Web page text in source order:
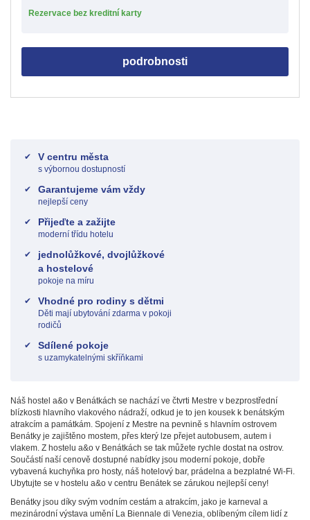
Rezervace bez kreditní karty
podrobnosti
V centru města
s výbornou dostupností
Garantujeme vám vždy
nejlepší ceny
Přijeďte a zažijte
moderní třídu hotelu
jednolůžkové, dvojlůžkové
a hostelové
pokoje na míru
Vhodné pro rodiny s dětmi
Děti mají ubytování zdarma v pokoji
rodičů
Sdílené pokoje
s uzamykatelnými skříňkami
Náš hostel a&o v Benátkách se nachází ve čtvrti Mestre v bezprostřední
blízkosti hlavního vlakového nádraží, odkud je to jen kousek k benátským
atrakcím a památkám. Spojení z Mestre na pevnině s hlavním ostrovem
Benátky je zajištěno mostem, přes který lze přejet autobusem, autem i
vlakem. Z hostelu a&o v Benátkách se tak můžete rychle dostat na ostrov.
Součástí naší cenově dostupné nabídky jsou moderní pokoje, dobře
vybavená kuchyňka pro hosty, náš hotelový bar, prádelna a bezplatné Wi-Fi.
Ubytujte se v hostelu a&o v centru Benátek se zárukou nejlepší ceny!
Benátky jsou díky svým vodním cestám a atrakcím, jako je karneval a
mezinárodní výstava umění La Biennale di Venezia, oblíbeným cílem lidí z